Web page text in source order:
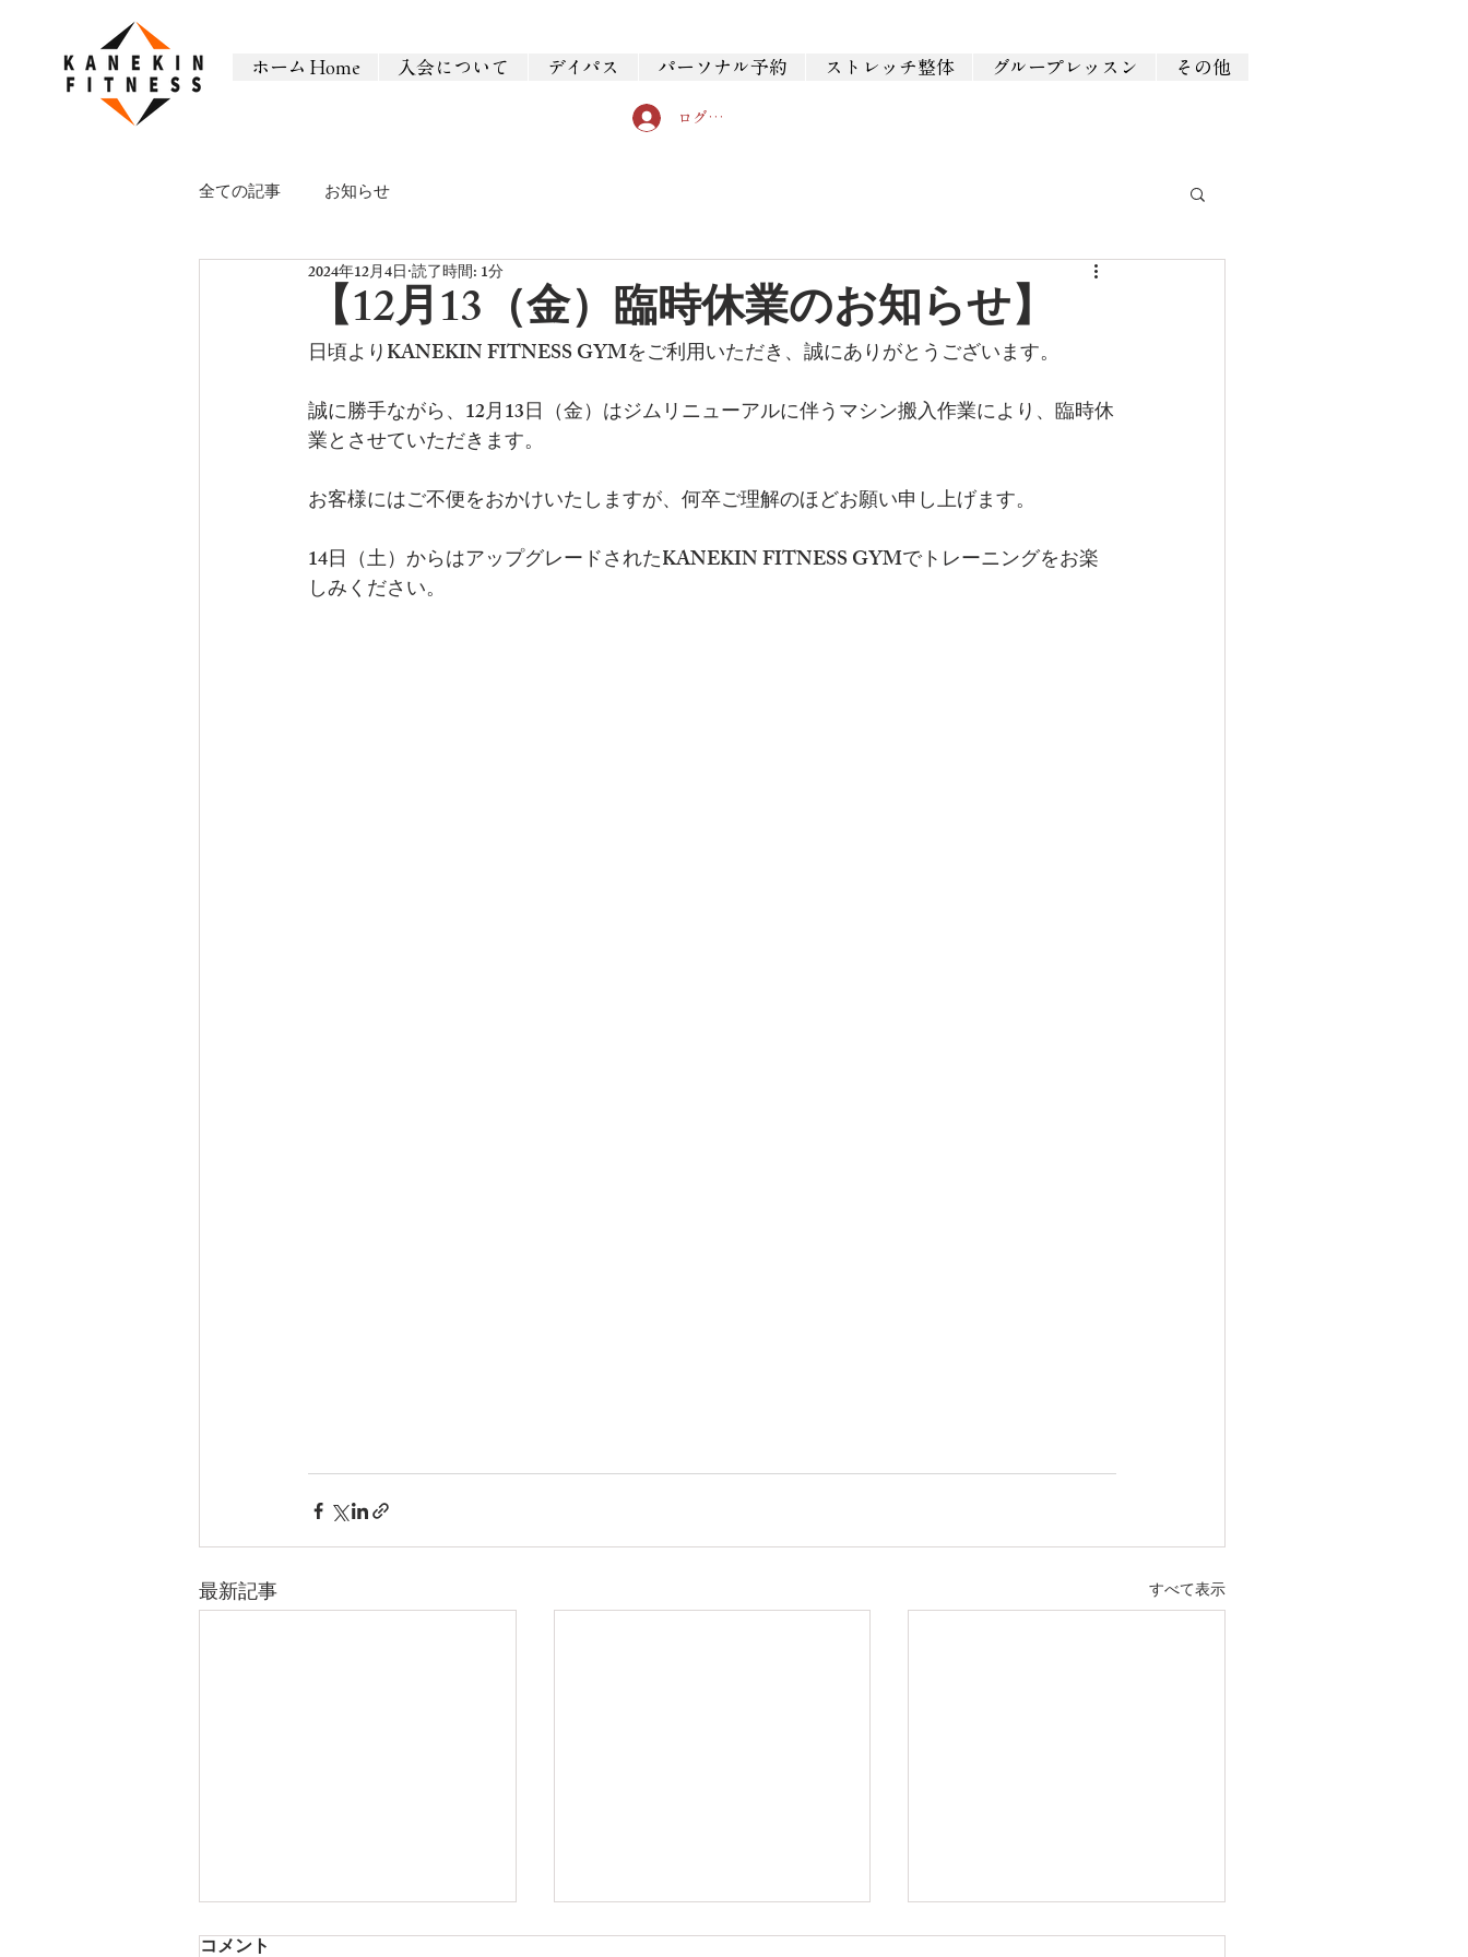
ホーム Home 入会について デイパス パーソナル予約 ストレッチ整体 グループレッスン その他
ログイン
全ての記事 お知らせ
【12月13（金）臨時休業のお知らせ】
2024年12月4日 読了時間: 1分
日頃よりKANEKIN FITNESS GYMをご利用いただき、誠にありがとうございます。
誠に勝手ながら、12月13日（金）はジムリニューアルに伴うマシン搬入作業により、臨時休
業とさせていただきます。
お客様にはご不便をおかけいたしますが、何卒ご理解のほどお願い申し上げます。
14日（土）からはアップグレードされたKANEKIN FITNESS GYMでトレーニングをお楽
しみください。
最新記事 すべて表示
コメント